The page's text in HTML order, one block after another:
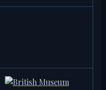
BIBLIOTHÈQUE NATIONALE DE
BIBLIOTHÈQUE NATIONALE DE
FRANCE